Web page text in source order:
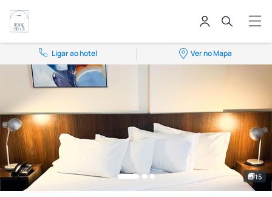
Ligar ao hotel Ver no Mapa
15